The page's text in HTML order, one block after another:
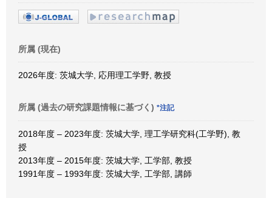
所属 (現在)
2026年度: 茨城大学, 応用理工学野, 教授
所属 (過去の研究課題情報に基づく) *注記
2018年度 – 2023年度: 茨城大学, 理工学研究科(工学野), 教
授
2013年度 – 2015年度: 茨城大学, 工学部, 教授
1991年度 – 1993年度: 茨城大学, 工学部, 講師